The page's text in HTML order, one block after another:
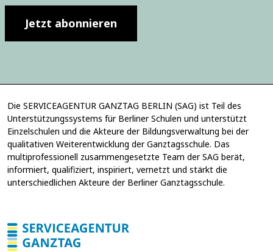
s
E
i
g
u
n
g
*
g
Jetzt abonnieren
Die SERVICEAGENTUR GANZTAG BERLIN (SAG) ist Teil des
Unterstützungssystems für Berliner Schulen und unterstützt
Einzelschulen und die Akteure der Bildungsverwaltung bei der
qualitativen Weiterentwicklung der Ganztagsschule. Das
multiprofessionell zusammengesetzte Team der SAG berät,
informiert, qualifiziert, inspiriert, vernetzt und stärkt die
unterschiedlichen Akteure der Berliner Ganztagsschule.